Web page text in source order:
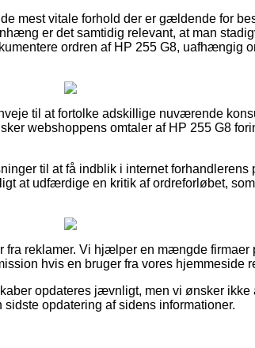
mest vitale forhold der er gældende for
er det samtidig relevant, at man
ordren af HP 255 G8, uafhængig
til at fortolke adskillige nuværende
webshoppens omtaler af HP 255 G8
til at få indblik i internet forhandlerens
at udfærdige en kritik af ordreforløbet,
reklamer. Vi hjælper en mængde firmaer
hvis en bruger fra vores hjemmeside
opdateres jævnligt, men vi ønsker ikke
opdatering af sidens informationer.